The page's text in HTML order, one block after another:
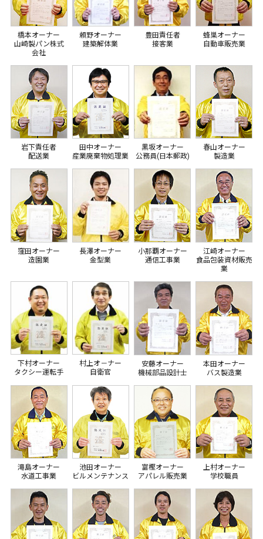
橋本オーナー
山崎製パン株式
会社
頼野オーナー
建築解体業
豊田責任者
接客業
蜂巣オーナー
自動車販売業
岩下責任者
配送業
田中オーナー
産業廃棄物処理業
黒坂オーナー
公務員(日本郵政)
春山オーナー
製造業
窪田オーナー
造園業
長澤オーナー
金型業
小那覇オーナー
通信工事業
江崎オーナー
食品包装資材販売
業
下村オーナー
タクシー運転手
村上オ－ナー
自衛官
安藤オーナー
機械部品設計士
本田オーナー
バス製造業
滝島オーナー
水道工事業
池田オーナー
ビルメンテナンス
富樫オーナー
アパレル販売業
上村オーナー
学校職員